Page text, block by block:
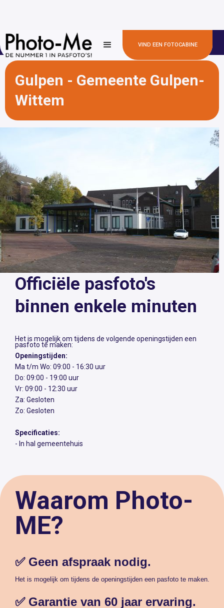
VIND EEN FOTOCABINE
✅ Snel en betaalbaar
gemeentehuizen
Gulpen - Gemeente Gulpen-
Wittem
Officiële pasfoto's
binnen enkele minuten
Het is mogelijk om tijdens de volgende openingstijden een
pasfoto te maken:
Openingstijden:
Ma t/m Wo: 09:00 - 16:30 uur
Do: 09:00 - 19:00 uur
Vr: 09:00 - 12:30 uur
Za: Gesloten
Zo: Gesloten
Specificaties:
- In hal gemeentehuis
Waarom Photo-
ME?
✅ Geen afspraak nodig.
Het is mogelijk om tijdens de openingstijden een pasfoto te maken.
✅ Garantie van 60 jaar ervaring.